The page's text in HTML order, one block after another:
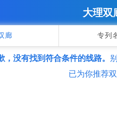
大理双
廊 专列
，没有找到符合条件的线路。
已为你推荐